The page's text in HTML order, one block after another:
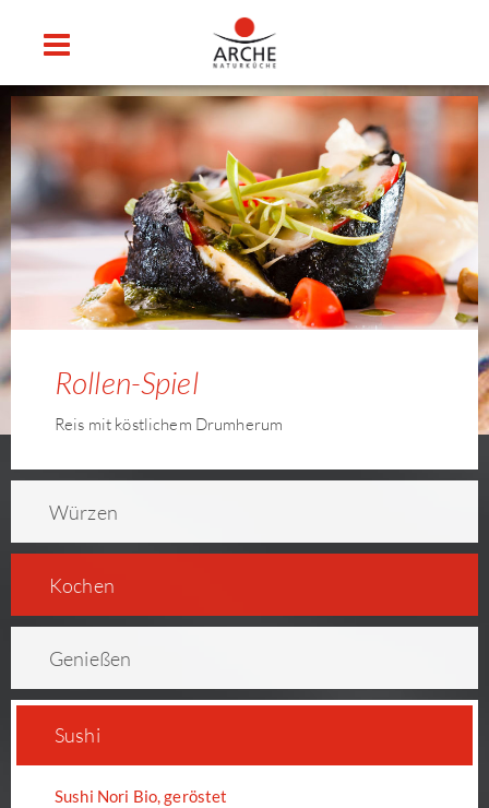
Rollen-Spiel
Reis mit köstlichem Drumherum
Würzen
Kochen
Genießen
Sushi
Sushi Nori Bio, geröstet